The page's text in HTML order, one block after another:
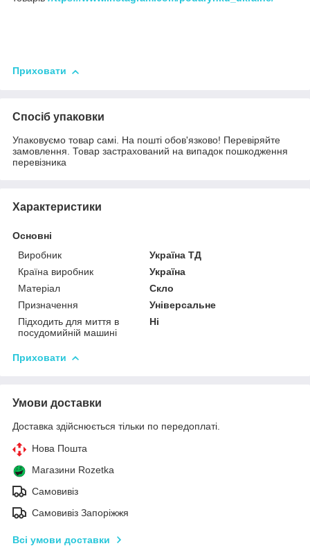
Приховати
Спосіб упаковки
Упаковуємо товар самі. На пошті обов'язково! Перевіряйте
замовлення. Товар застрахований на випадок пошкодження
перевізника
Характеристики
Основні
Виробник
Україна ТД
Країна виробник
Україна
Матеріал
Скло
Призначення
Універсальне
Підходить для миття в
посудомийній машині
Ні
Приховати
Умови доставки
Доставка здійснюється тільки по передоплаті.
Нова Пошта
Магазини Rozetka
Самовивіз
Самовивіз Запоріжжя
Всі умови доставки